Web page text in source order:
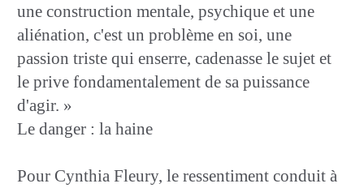
une construction mentale, psychique et une
aliénation, c'est un problème en soi, une
passion triste qui enserre, cadenasse le sujet et
le prive fondamentalement de sa puissance
d'agir. »
Le danger : la haine
Pour Cynthia Fleury, le ressentiment conduit à